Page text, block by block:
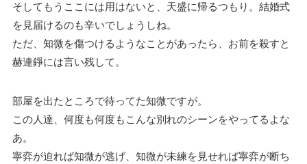
そしてもうここには用はないと、天盛に帰るつもり。結婚式
を見届けるのも辛いでしょうしね。
ただ、知微を傷つけるようなことがあったら、お前を殺すと
赫連錚には言い残して。
部屋を出たところで待ってた知微ですが。
この人達、何度も何度もこんな別れのシーンをやってるよな
あ。
寧弈が迫れば知微が逃げ、知微が未練を見せれば寧弈が断ち